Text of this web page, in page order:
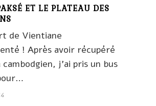
ET LE PLATEAU DES
de Vientiane
! Après avoir récupéré
cambodgien, j’ai pris un bus